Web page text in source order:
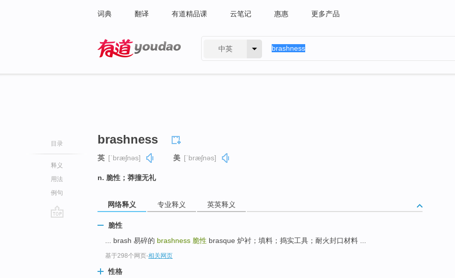
词典 翻译 有道精品课 云笔记 惠惠 更多产品
中英
目录
释义
用法
例句
brashness
英 [ˈbræʃnəs] 美 [ˈbræʃnəs]
n. 脆性；莽撞无礼
网络释义 专业释义 英英释义
脆性
... brash 易碎的 brashness 脆性 brasque 炉衬；填料；捣实工具；耐火封口材料 ...
基于298个网页-相关网页
性格